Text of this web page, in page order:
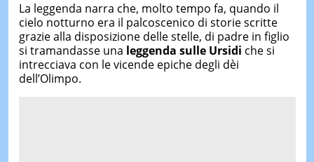
La leggenda narra che, molto tempo fa, quando il
cielo notturno era il palcoscenico di storie scritte
grazie alla disposizione delle stelle, di padre in figlio
si tramandasse una leggenda sulle Ursidi che si
intrecciava con le vicende epiche degli dèi
dell’Olimpo.